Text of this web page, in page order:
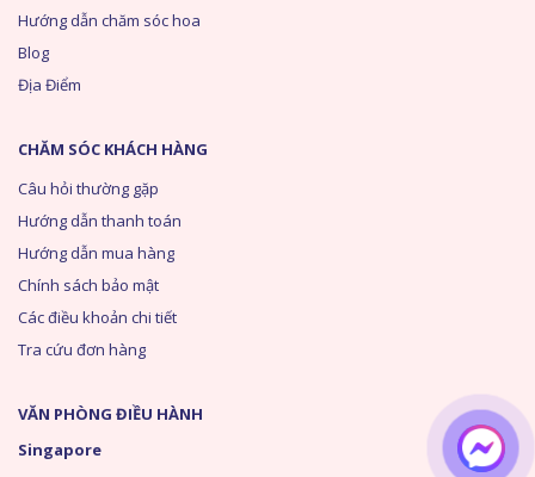
Hướng dẫn chăm sóc hoa
Blog
Địa Điểm
CHĂM SÓC KHÁCH HÀNG
Câu hỏi thường gặp
Hướng dẫn thanh toán
Hướng dẫn mua hàng
Chính sách bảo mật
Các điều khoản chi tiết
Tra cứu đơn hàng
VĂN PHÒNG ĐIỀU HÀNH
Singapore